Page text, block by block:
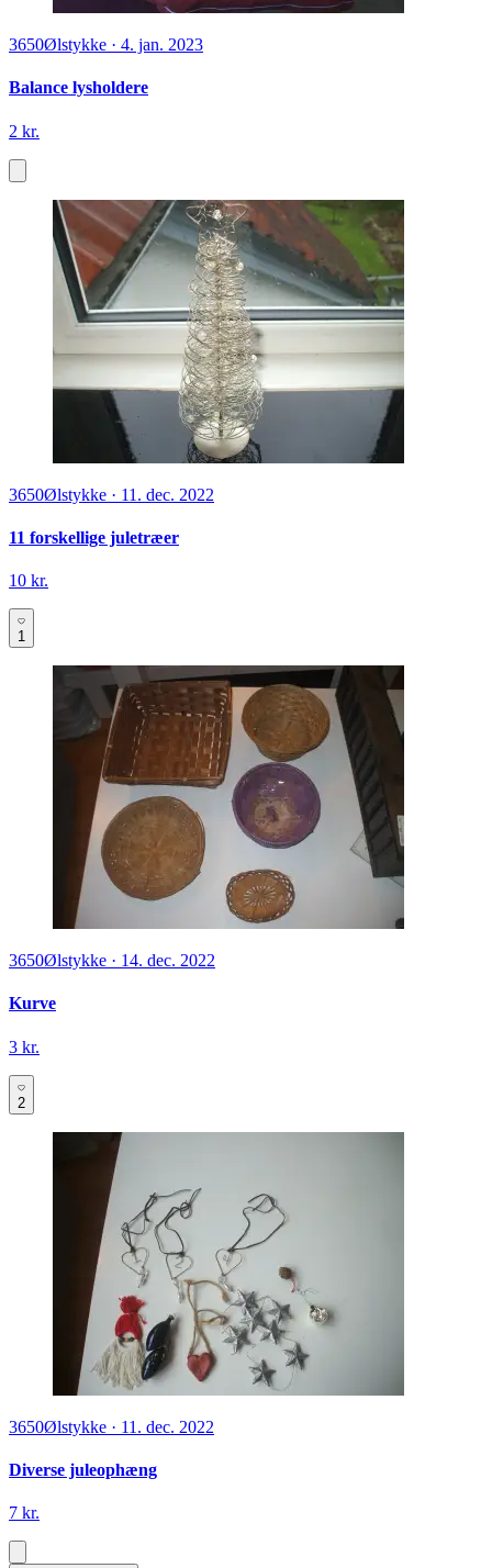
3650Ølstykke · 4. jan. 2023
Balance lysholdere
2 kr.
3650Ølstykke · 11. dec. 2022
11 forskellige juletræer
10 kr.
1
3650Ølstykke · 14. dec. 2022
Kurve
3 kr.
2
3650Ølstykke · 11. dec. 2022
Diverse juleophæng
7 kr.